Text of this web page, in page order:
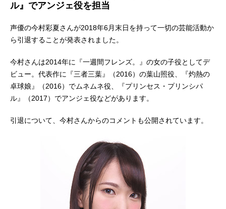
ル』でアンジェ役を担当
声優の今村彩夏さんが2018年6月末日を持って一切の芸能活動か
ら引退することが発表されました。
今村さんは2014年に『一週間フレンズ。』の女の子役としてデ
ビュー。代表作に『三者三葉』（2016）の葉山照役、『灼熱の
卓球娘』（2016）でムネムネ役、『プリンセス・プリンシパ
ル』（2017）でアンジェ役などがあります。
引退について、今村さんからのコメントも公開されています。